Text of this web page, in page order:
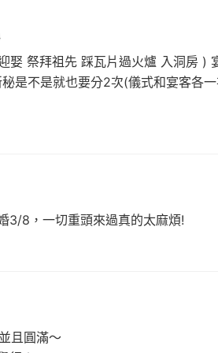
娶 祭拜祖先 踩瓦片過火爐 入洞房 )
是不是就也要分2次(儀式和宴客各
3/8，一切重頭來過真的太麻煩!
且圓滿～